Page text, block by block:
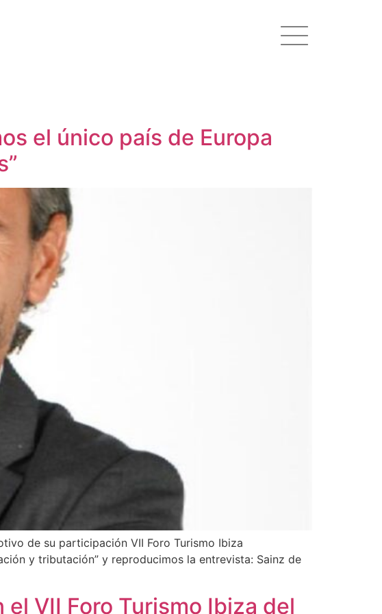
el único país de Europa
de su participación VII Foro Turismo Ibiza
y tributación” y reproducimos la entrevista: Sainz de
VII Foro Turismo Ibiza del